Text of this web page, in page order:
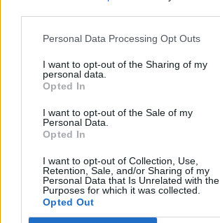
Personal Data Processing Opt Outs
I want to opt-out of the Sharing of my
personal data.
Opted In
I want to opt-out of the Sale of my
Personal Data.
Opted In
I want to opt-out of Collection, Use,
Retention, Sale, and/or Sharing of my
Personal Data that Is Unrelated with the
Purposes for which it was collected.
Opted Out